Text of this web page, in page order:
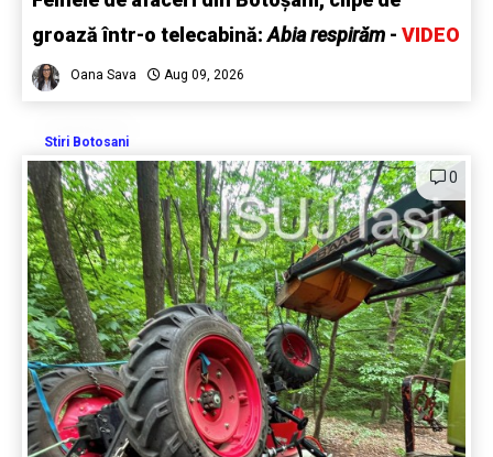
groază într-o telecabină:Abia respirăm - VIDEO
Oana Sava Aug 09, 2026
Stiri Botosani
0